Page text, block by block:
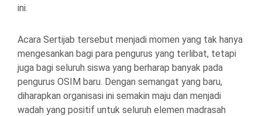
ini.
Acara Sertijab tersebut menjadi momen yang tak hanya
mengesankan bagi para pengurus yang terlibat, tetapi
juga bagi seluruh siswa yang berharap banyak pada
pengurus OSIM baru. Dengan semangat yang baru,
diharapkan organisasi ini semakin maju dan menjadi
wadah yang positif untuk seluruh elemen madrasah